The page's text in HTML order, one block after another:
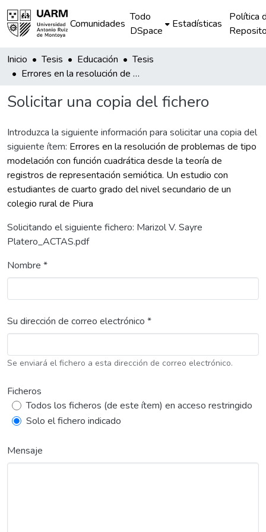
Comunidades
Todo
DSpace
Estadísticas
Política
Inicio Tesis Educación
Tesis
Errores en la resolución de problemas de tipo modelación con función cuadrática desde la teoría de registros de representación semiótica. Un estudio con estudiantes de cuarto grado del nivel secundario de un colegio rural de Piura
Solicitar una copia del fichero
Introduzca la siguiente información para solicitar una copia del
siguiente ítem: Errores en la resolución de problemas de tipo
modelación con función cuadrática desde la teoría de
registros de representación semiótica. Un estudio con
estudiantes de cuarto grado del nivel secundario de un
colegio rural de Piura
Solicitando el siguiente fichero: Marizol V. Sayre
Platero_ACTAS.pdf
Nombre *
Su dirección de correo electrónico *
Se enviará el fichero a esta dirección de correo electrónico.
Ficheros
Todos los ficheros (de este ítem) en acceso restringido
Solo el fichero indicado
Mensaje